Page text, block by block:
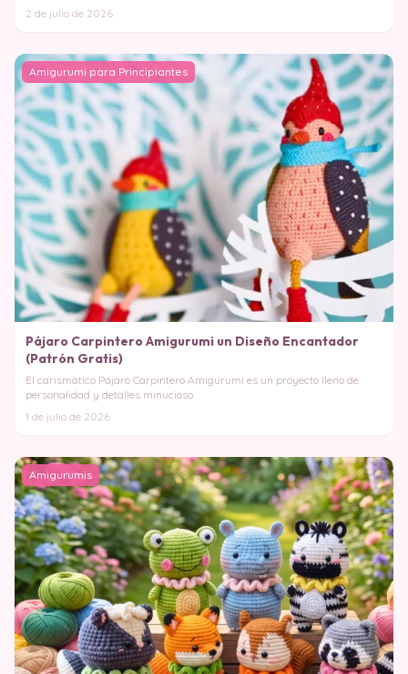
2 de julio de 2026
Amigurumi para Principiantes
Pájaro Carpintero Amigurumi un Diseño Encantador
(Patrón Gratis)
El carismático Pájaro Carpintero Amigurumi es un proyecto lleno de
personalidad y detalles minucioso
1 de julio de 2026
Amigurumis